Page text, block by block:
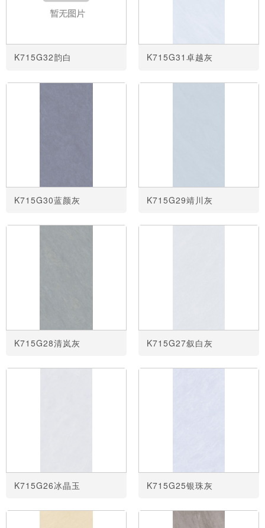
K715G32韵白 K715G31卓越灰
K715G30蓝颜灰 K715G29靖川灰
K715G28清岚灰 K715G27叙白灰
K715G26冰晶玉 K715G25银珠灰